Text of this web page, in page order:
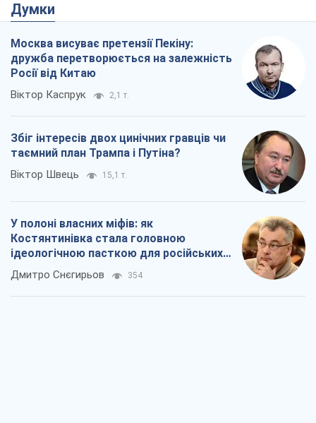
Думки
Москва висуває претензії Пекіну:
дружба перетворюється на залежність
Росії від Китаю
Віктор Каспрук 2,1 т.
Збіг інтересів двох цинічних гравців чи
таємний план Трампа і Путіна?
Віктор Швець 15,1 т.
У полоні власних міфів: як
Костянтинівка стала головною
ідеологічною пасткою для російських
окупантів
Дмитро Снєгирьов 354